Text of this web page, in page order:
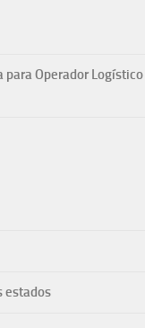
Operador Logístico I
estados